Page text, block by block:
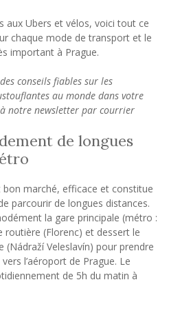
aux Ubers et vélos, voici tout ce
chaque mode de transport et le
important à Prague.
conseils fiables sur les
au monde dans votre
notre newsletter par courrier
de longues
marché, efficace et constitue
parcourir de longues distances.
la gare principale (métro :
routière (Florenc) et dessert le
(Nádraží Veleslavín) pour prendre
l’aéroport de Prague. Le
de 5h du matin à